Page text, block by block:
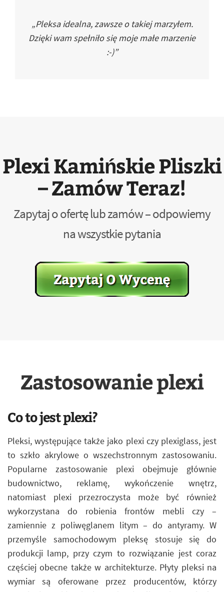
„Pleksa idealna, zawsze o takiej marzyłem.
Dzięki wam spełniło się moje małe marzenie
:-)”
Plexi Kamińskie Pliszki
– Zamów Teraz!
Zapytaj o ofertę lub zamów – odpowiemy
na wszystkie pytania
Zastosowanie plexi
Co to jest plexi?
Pleksi, występujące także jako plexi czy plexiglass, jest
to szkło akrylowe o wszechstronnym zastosowaniu.
Popularne zastosowanie plexi obejmuje głównie
budownictwo, reklamę, wykończenie wnętrz,
natomiast plexi przezroczysta może być również
wykorzystana do robienia frontów mebli czy –
zamiennie z poliwęglanem litym – do antyramy. W
przemyśle samochodowym pleksę stosuje się do
produkcji lamp, przy czym to rozwiązanie jest coraz
częściej obecne także w architekturze. Płyty pleksi na
wymiar są oferowane przez producentów, którzy